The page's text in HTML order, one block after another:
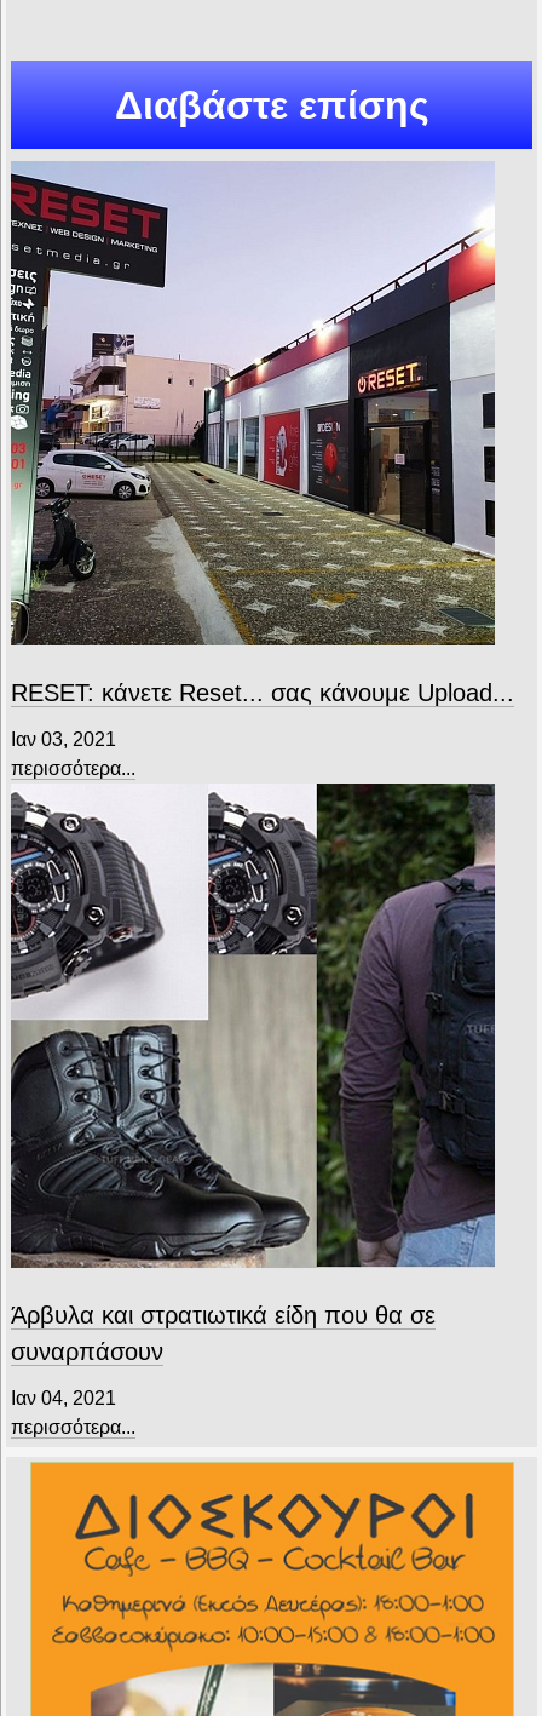
Διαβάστε επίσης
RESET: κάνετε Reset... σας κάνουμε Upload...
Ιαν 03, 2021
περισσότερα...
Άρβυλα και στρατιωτικά είδη που θα σε
συναρπάσουν
Ιαν 04, 2021
περισσότερα...